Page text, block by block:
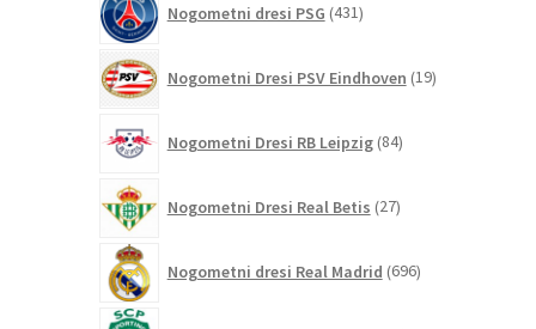
Nogometni dresi PSG 431izdelkov
Nogometni Dresi PSV Eindhoven 19izdelkov
Nogometni Dresi RB Leipzig 84izdelkov
Nogometni Dresi Real Betis 27izdelkov
Nogometni dresi Real Madrid 696izdelkov